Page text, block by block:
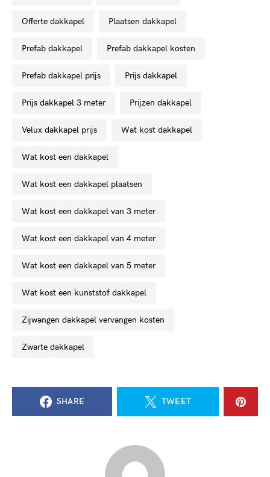
offerte dakkapel plaatsen dakkapel
prefab dakkapel prefab dakkapel kosten
prefab dakkapel prijs prijs dakkapel
prijs dakkapel 3 meter prijzen dakkapel
velux dakkapel prijs wat kost dakkapel
wat kost een dakkapel
wat kost een dakkapel plaatsen
wat kost een dakkapel van 3 meter
wat kost een dakkapel van 4 meter
wat kost een dakkapel van 5 meter
wat kost een kunststof dakkapel
zijwangen dakkapel vervangen kosten
zwarte dakkapel
SHARE TWEET